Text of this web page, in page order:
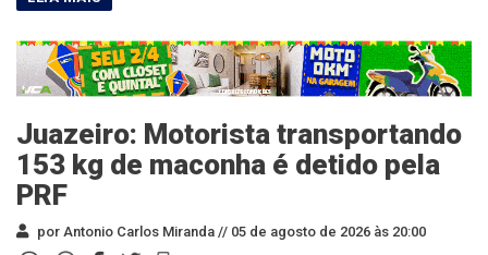
Juazeiro: Motorista transportando
153 kg de maconha é detido pela
PRF
por Antonio Carlos Miranda // 05 de agosto de 2026 às 20:00